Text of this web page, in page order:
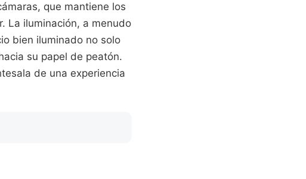
que mantiene los
La iluminación, a menudo
bien iluminado no solo
su papel de peatón.
de una experiencia